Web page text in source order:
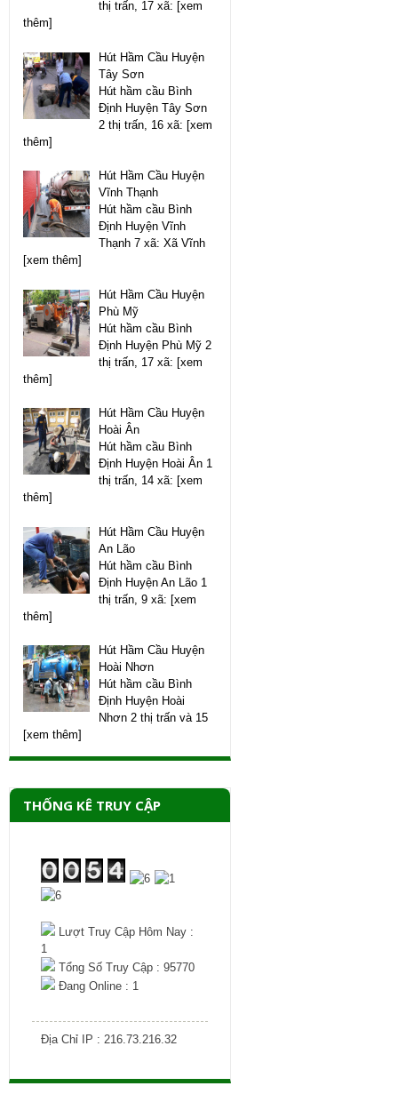
thị trấn, 17 xã: [xem
thêm]
Hút Hầm Cầu Huyện
Tây Sơn
Hút hầm cầu Bình
Định Huyện Tây Sơn
2 thị trấn, 16 xã: [xem
thêm]
Hút Hầm Cầu Huyện
Vĩnh Thạnh
Hút hầm cầu Bình
Định Huyện Vĩnh
Thạnh 7 xã: Xã Vĩnh
[xem thêm]
Hút Hầm Cầu Huyện
Phù Mỹ
Hút hầm cầu Bình
Định Huyện Phù Mỹ 2
thị trấn, 17 xã: [xem
thêm]
Hút Hầm Cầu Huyện
Hoài Ân
Hút hầm cầu Bình
Định Huyện Hoài Ân 1
thị trấn, 14 xã: [xem
thêm]
Hút Hầm Cầu Huyện
An Lão
Hút hầm cầu Bình
Định Huyện An Lão 1
thị trấn, 9 xã: [xem
thêm]
Hút Hầm Cầu Huyện
Hoài Nhơn
Hút hầm cầu Bình
Định Huyện Hoài
Nhơn 2 thị trấn và 15
[xem thêm]
THỐNG KÊ TRUY CẬP
Lượt Truy Cập Hôm Nay :
1
Tổng Số Truy Cập : 95770
Đang Online : 1
Địa Chỉ IP : 216.73.216.32